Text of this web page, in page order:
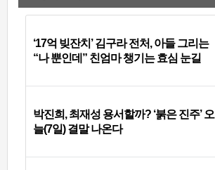
‘17억 빚잔치’ 김구라 전처, 아들 그리는
“나 뿐인데” 친엄마 챙기는 효심 눈길
박진희, 최재성 용서할까? ‘붉은 진주’ 오
늘(7일) 결말 나온다